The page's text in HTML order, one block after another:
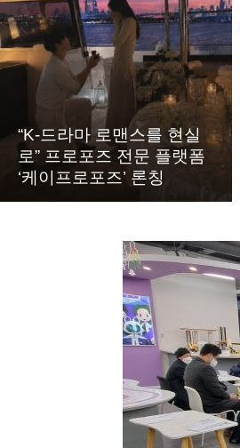
“K-드라마 로맨스를 현실
로” 프로포즈 전문 플랫폼
‘케이프로포즈’ 론칭